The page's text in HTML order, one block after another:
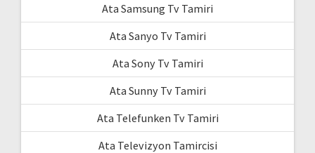
Ata Samsung Tv Tamiri
Ata Sanyo Tv Tamiri
Ata Sony Tv Tamiri
Ata Sunny Tv Tamiri
Ata Telefunken Tv Tamiri
Ata Televizyon Tamircisi